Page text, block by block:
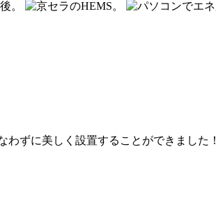
ずに美しく設置することができました！